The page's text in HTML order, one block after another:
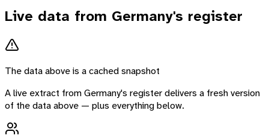
Live data from Germany's register
The data above is a cached snapshot
A live extract fromGermany's register delivers a fresh version
of the data above — plus everything below.